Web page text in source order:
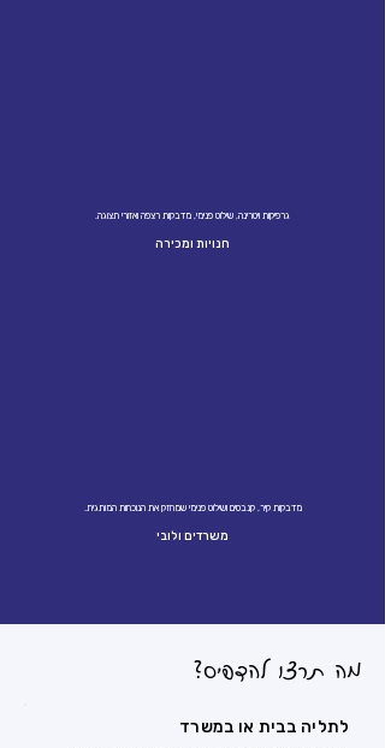
גרפיקות ויטרינה, שילוט פנימי, מדבקות רצפה ואזורי תצוגה.
חנויות ומכירה
מדבקות קיר, קנבסים ושילוט פנימי שמחזק את הנוכחות המותגית.
משרדים ולובי
מה תרצו להדפיס?
לתליה בבית או במשרד